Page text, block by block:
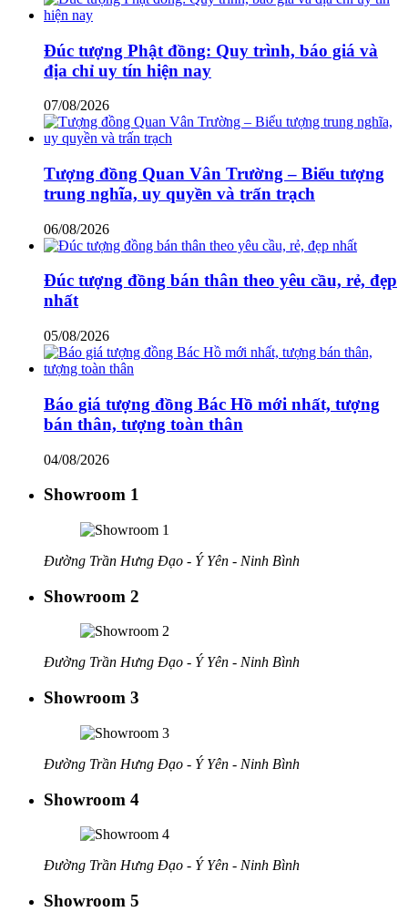
Đúc tượng Phật đồng: Quy trình, báo giá và
địa chỉ uy tín hiện nay
07/08/2026
Tượng đồng Quan Vân Trường – Biểu tượng
trung nghĩa, uy quyền và trấn trạch
06/08/2026
Đúc tượng đồng bán thân theo yêu cầu, rẻ, đẹp
nhất
05/08/2026
Báo giá tượng đồng Bác Hồ mới nhất, tượng
bán thân, tượng toàn thân
04/08/2026
Showroom 1
Đường Trần Hưng Đạo - Ý Yên - Ninh Bình
Showroom 2
Đường Trần Hưng Đạo - Ý Yên - Ninh Bình
Showroom 3
Đường Trần Hưng Đạo - Ý Yên - Ninh Bình
Showroom 4
Đường Trần Hưng Đạo - Ý Yên - Ninh Bình
Showroom 5